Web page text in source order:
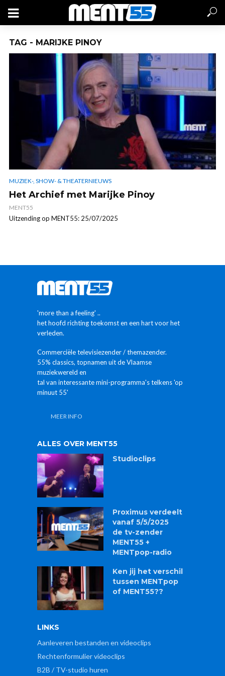
TAG - MARIJKE PINOY
MUZIEK-, SHOW- & THEATERNIEUWS
Het Archief met Marijke Pinoy
MENT55
Uitzending op MENT55: 25/07/2025
'more than a feeling' ..
het hoofd richting toekomst en een hart voor het
verleden.
Commerciële televisiezender / themazender.
55% classics, topnamen uit de Vlaamse
muziekwereld en
tal van interessante mini-programma's telkens 'op
minuut 55'
MEER INFO
ALLES OVER MENT55
Studioclips
Proximus verdeelt
vanaf 5/5/2025
de tv-zender
MENT55 +
MENTpop-radio
Ken jij het verschil
tussen MENTpop
of MENT55??
LINKS
Aanleveren bestanden en videoclips
Rechtenformulier videoclips
B2B / TV-studio huren